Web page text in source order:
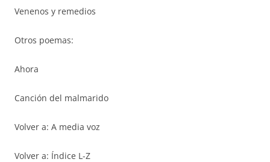
Venenos y remedios
Otros poemas:
Ahora
Canción del malmarido
Volver a: A media voz
Volver a: Índice L-Z